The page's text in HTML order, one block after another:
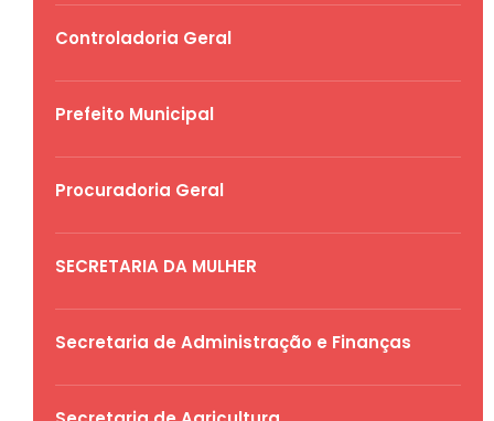
Controladoria Geral
Prefeito Municipal
Procuradoria Geral
SECRETARIA DA MULHER
Secretaria de Administração e Finanças